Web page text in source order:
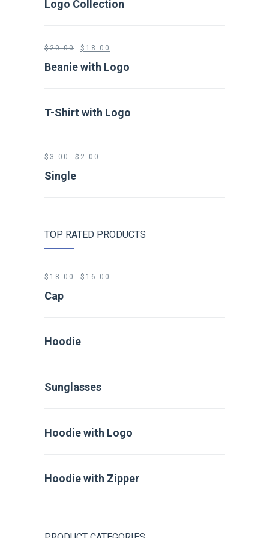
Logo Collection
$20.00 $ 18.00
Beanie with Logo
T-Shirt with Logo
$3.00 $ 2.00
Single
TOP RATED PRODUCTS
$18.00 $ 16.00
Cap
Hoodie
Sunglasses
Hoodie with Logo
Hoodie with Zipper